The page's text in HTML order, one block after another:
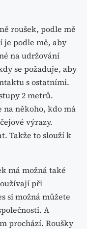
roušek, podle mě
je podle mě, aby
na udržování
se požaduje, aby
s ostatními.
2 metrů.
na někoho, kdo má
výrazy.
Takže to slouží k
má možná také
při
si možná můžete
A
prochází. Roušky